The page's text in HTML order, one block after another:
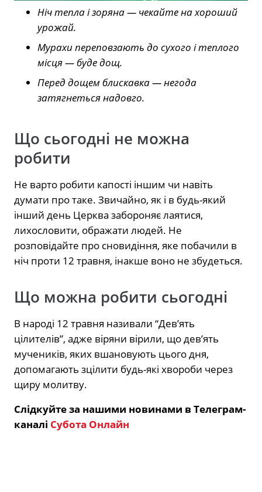
Ніч тепла і зоряна — чекайте на хороший
урожай.
Мурахи переповзають до сухого і теплого
місця — буде дощ.
Перед дощем блискавка — негода
затягнеться надовго.
Що сьогодні не можна
робити
Не варто робити капості іншим чи навіть
думати про таке. Звичайно, як і в будь-який
інший день Церква забороняє лаятися,
лихословити, ображати людей. Не
розповідайте про сновидіння, яке побачили в
ніч проти 12 травня, інакше воно не збудеться.
Що можна робити сьогодні
В народі 12 травня називали “Дев’ять
цілителів”, адже віряни вірили, що дев’ять
мучеників, яких вшановують цього дня,
допомагають зцілити будь-які хвороби через
щиру молитву.
Слідкуйте за нашими новинами в Телеграм-
каналі Субота Онлайн